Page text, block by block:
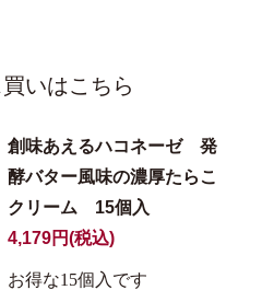
いはこちら
創味あえるハコネーゼ 発
酵バター風味の濃厚たらこ
クリーム 15個入
4,179円(税込)
お得な15個入です